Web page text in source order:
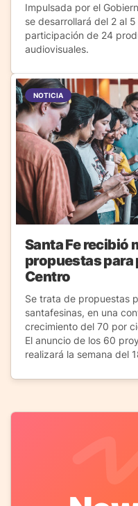
Impulsada por el
se desarrollará del 2 al
participación de 24
audiovisuales.
NOTICIA
Santa Fe recibió
propuestas para
Centro
Se trata de propuestas
santafesinas, en una
crecimiento del 70 por
El anuncio de los 60
realizará la semana del